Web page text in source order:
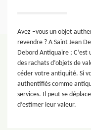
Avez –vous un objet
revendre ? A Saint Jean
Debord Antiquaire ; C’est
des rachats d’objets de
céder votre antiquité. Si
authentifiés comme
services. Il peut se
d’estimer leur valeur.